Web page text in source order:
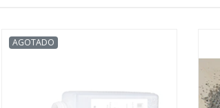
AGOTADO